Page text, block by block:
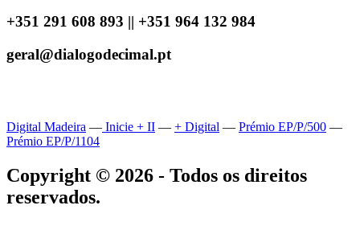
+351 291 608 893 || +351 964 132 984
geral@dialogodecimal.pt
Digital Madeira — Inicie + II — + Digital — Prémio EP/P/500 —
Prémio EP/P/1104
Copyright © 2026 - Todos os direitos
reservados.